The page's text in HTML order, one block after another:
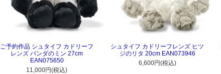
ご予約作品 シュタイフ カドリーフ
レンズ パンダのミン 27cm
EAN075650
11,000円(税込)
シュタイフ カドリーフレンズ ヒツ
ジのリタ 20cm EAN073946
6,600円(税込)